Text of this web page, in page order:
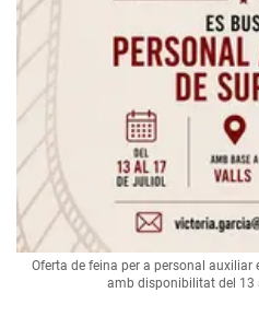
Oferta de feina per a personal auxiliar
amb disponibilitat del 13